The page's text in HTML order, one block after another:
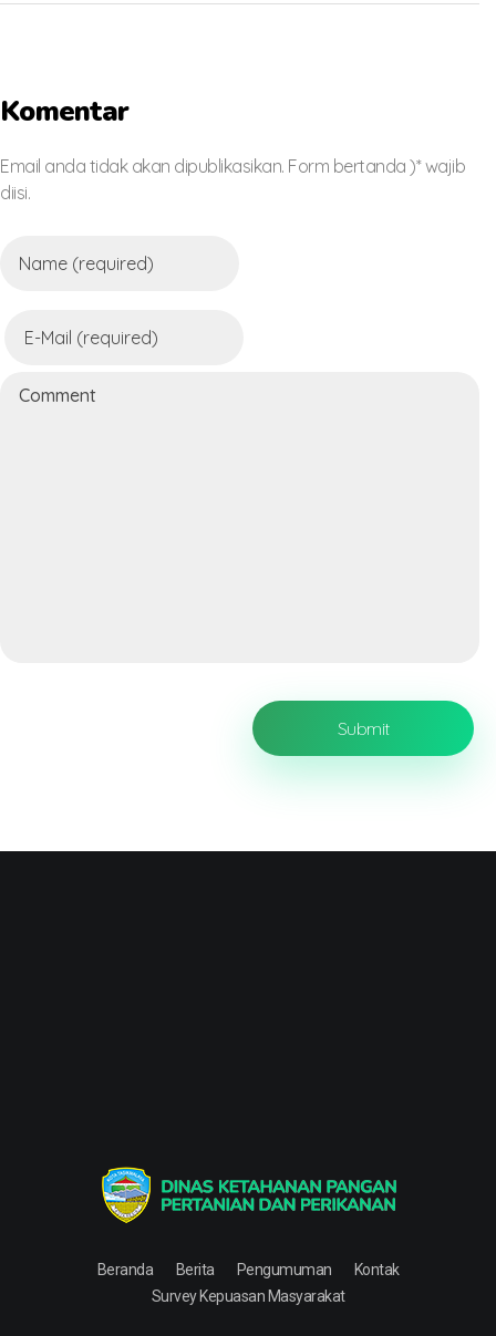
Komentar
Email anda tidak akan dipublikasikan. Form bertanda )* wajib
diisi.
Beranda Berita Pengumuman
Kontak
Survey Kepuasan Masyarakat